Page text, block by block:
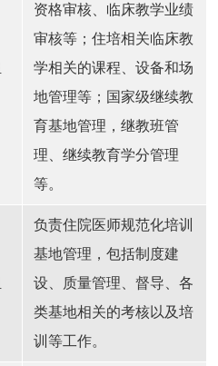
资格审核、临床教学业绩
审核等；住培相关临床教
学相关的课程、设备和场
地管理等；国家级继续教
育基地管理，继教班管
理、继续教育学分管理
等。
负责住院医师规范化培训
基地管理，包括制度建
设、质量管理、督导、各
类基地相关的考核以及培
训等工作。